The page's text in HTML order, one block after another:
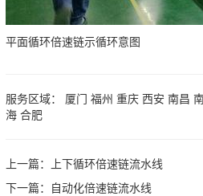
平面循环倍速链示循环意图
服务区域： 厦门 福州 重庆 西安 南昌
海 合肥
上一篇：
上下循环倍速链流水线
下一篇：
自动化倍速链流水线